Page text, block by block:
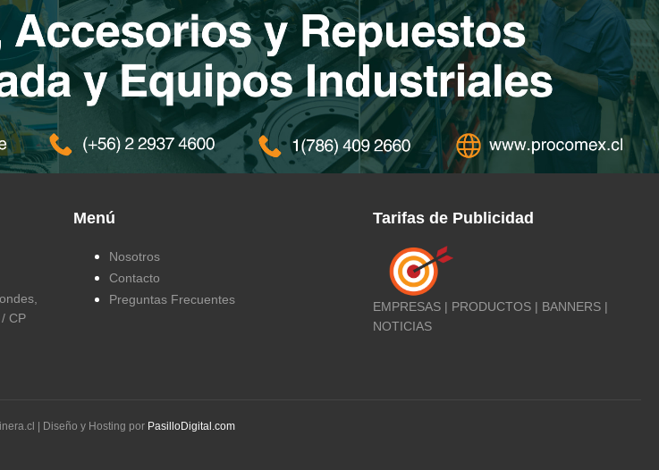
CP
Menú
Nosotros
Contacto
Preguntas Frecuentes
Tarifas de Publicidad
EMPRESAS | PRODUCTOS | BANNERS |
NOTICIAS
| Diseño y Hosting por PasilloDigital.com